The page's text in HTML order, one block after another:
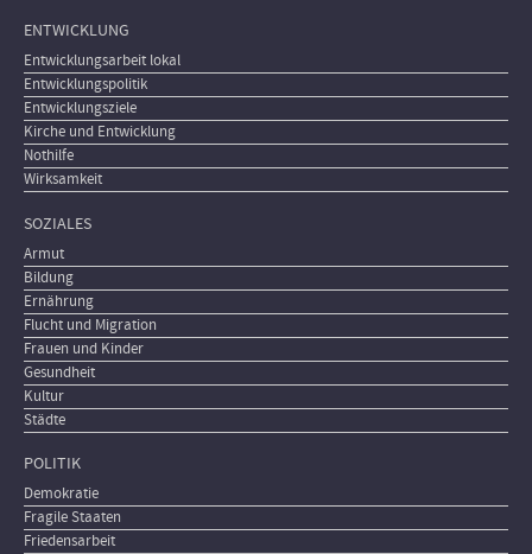
ENTWICKLUNG
Entwicklungsarbeit lokal
Entwicklungspolitik
Entwicklungsziele
Kirche und Entwicklung
Nothilfe
Wirksamkeit
SOZIALES
Armut
Bildung
Ernährung
Flucht und Migration
Frauen und Kinder
Gesundheit
Kultur
Städte
POLITIK
Demokratie
Fragile Staaten
Friedensarbeit